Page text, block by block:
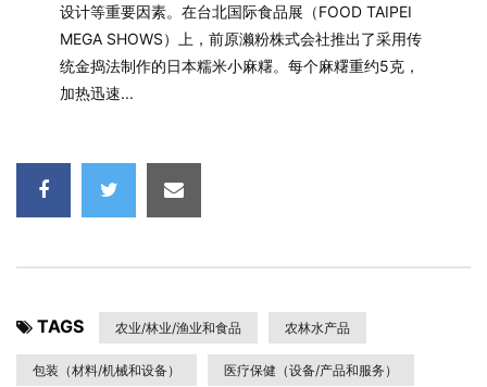
设计等重要因素。在台北国际食品展（FOOD TAIPEI
MEGA SHOWS）上，前原濑粉株式会社推出了采用传
统金捣法制作的日本糯米小麻糬。每个麻糬重约5克，
加热迅速...
TAGS 农业/林业/渔业和食品 农林水产品
包装（材料/机械和设备） 医疗保健（设备/产品和服务）